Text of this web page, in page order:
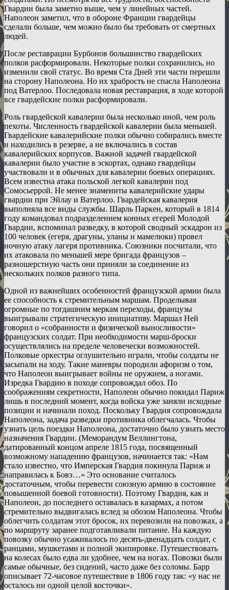
Гвардии была заметно выше, чем у линейных частей.
Наполеон заметил, что в обороне Франции гвардейцы
сделали больше, чем можно было бы требовать от смертных
людей.
После реставрации Бурбонов большинство гвардейских
полков расформировали. Некоторые полки сохранились, но
изменили свой статус. Во время Ста Дней эти части перешли
на сторону Наполеона. Но их храбрость не спасла Наполеона
под Ватерлоо. Последовала новая реставрация, в ходе которой
все гвардейские полки расформировали.
Роль гвардейской кавалерии была несколько иной, чем роль
пехоты. Численность гвардейской кавалерии была меньшей.
Гвардейские кавалерийские полки обычно собирались вместе
и находились в резерве, а не включались в состав
кавалерийских корпусов. Важной задачей гвардейской
кавалерии было участие в эскортах, однако гвардейцы
участвовали и в обычных для кавалерии боевых операциях.
Всем известна атака польской легкой кавалерии под
Сомосьеррой. Не менее знамениты кавалерийские удары
гвардии при Эйлау и Ватерлоо. Гвардейская кавалерия
выполняла все виды службы. Шарль Паркен, который в 1814
году командовал подразделением конных егерей Молодой
Гвардии, вспоминал разведку, в которой сводный эскадрон из
100 человек (егеря, драгуны, уланы и мамелюки) провел
ночную атаку лагеря противника. Союзники посчитали, что
их атаковала по меньшей мере бригада французов –
разношерстную часть они приняли за соединение из
нескольких полков разного типа.
Одной из важнейших особенностей французской армии была
ее способность к стремительным маршам. Проделывая
огромные по тогдашним меркам переходы, французы
выигрывали стратегическую инициативу. Маршал Ней
говорил о «собранности и физической выносливости»
французских солдат. При необходимости марш-броски
осуществлялись на пределе человечески возможностей.
Полковые оркестры оглушительно играли, чтобы солдаты не
засыпали на ходу. Такие маневры породили афоризм о том,
что Наполеон выигрывает войны не оружием, а ногами.
Изредка Гвардию в походе сопровождал обоз. По
соображениям секретности, Наполеон обычно покидал Париж
лишь в последний момент, когда войска уже заняли исходные
позиции и начинали поход. Поскольку Гвардия сопровождала
Наполеона, задача разведки противника облегчалась. Чтобы
узнать цель поездки Наполеона, достаточно было узнать место
назначения Гвардии. (Меморандум Веллингтона,
датированный концом апреле 1815 года, посвященный
возможному нападению французов, начинается так: «Нам
стало известно, что Имперская Гвардия покинула Париж и
направилась к Бовэ…» Это основание считалось
достаточным, чтобы перевести союзную армию в состояние
повышенной боевой готовности). Поэтому Гвардия, как и
Наполеон, до последнего оставалась в казармах, а потом
стремительно выдвигалась вслед за обозом Наполеона. Чтобы
облегчить солдатам этот бросок, их перевозили на повозках, а
по маршруту заранее подготавливали питание. На каждую
повозку обычно усаживалось по десять-двенадцать солдат, с
ранцами, мушкетами и полной экипировке. Путешествовать
на колесах было едва ли удобнее, чем на ногах. Повозки были
самые обычные, без сидений, часто даже без соломы. Барр
описывает 72-часовое путешествие в 1806 году так: «у нас не
осталось ни одной целой косточки».